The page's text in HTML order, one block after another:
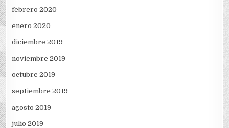
febrero 2020
enero 2020
diciembre 2019
noviembre 2019
octubre 2019
septiembre 2019
agosto 2019
julio 2019